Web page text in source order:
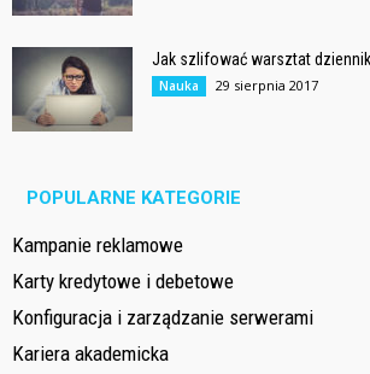
Jak szlifować warsztat
Nauka 29 sierpnia 2017
POPULARNE KATEGORIE
Kampanie reklamowe
Karty kredytowe i debetowe
Konfiguracja i zarządzanie serwerami
Kariera akademicka